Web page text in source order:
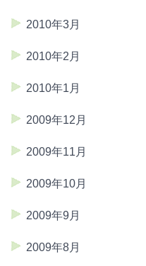
2010年3月
2010年2月
2010年1月
2009年12月
2009年11月
2009年10月
2009年9月
2009年8月